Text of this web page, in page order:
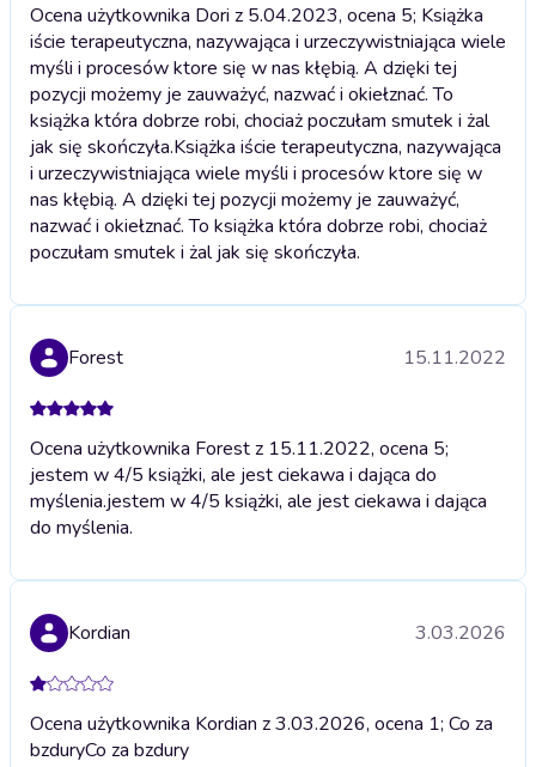
Ocena użytkownika Dori z 5.04.2023, ocena 5; Książka
iście terapeutyczna, nazywająca i urzeczywistniająca wiele
myśli i procesów ktore się w nas kłębią. A dzięki tej
pozycji możemy je zauważyć, nazwać i okiełznać. To
książka która dobrze robi, chociaż poczułam smutek i żal
jak się skończyła.Książka iście terapeutyczna, nazywająca
i urzeczywistniająca wiele myśli i procesów ktore się w
nas kłębią. A dzięki tej pozycji możemy je zauważyć,
nazwać i okiełznać. To książka która dobrze robi, chociaż
poczułam smutek i żal jak się skończyła.
Forest 15.11.2022
Ocena użytkownika Forest z 15.11.2022, ocena 5;
jestem w 4/5 książki, ale jest ciekawa i dająca do
myślenia.jestem w 4/5 książki, ale jest ciekawa i dająca
do myślenia.
Kordian 3.03.2026
Ocena użytkownika Kordian z 3.03.2026, ocena 1; Co za
bzduryCo za bzdury